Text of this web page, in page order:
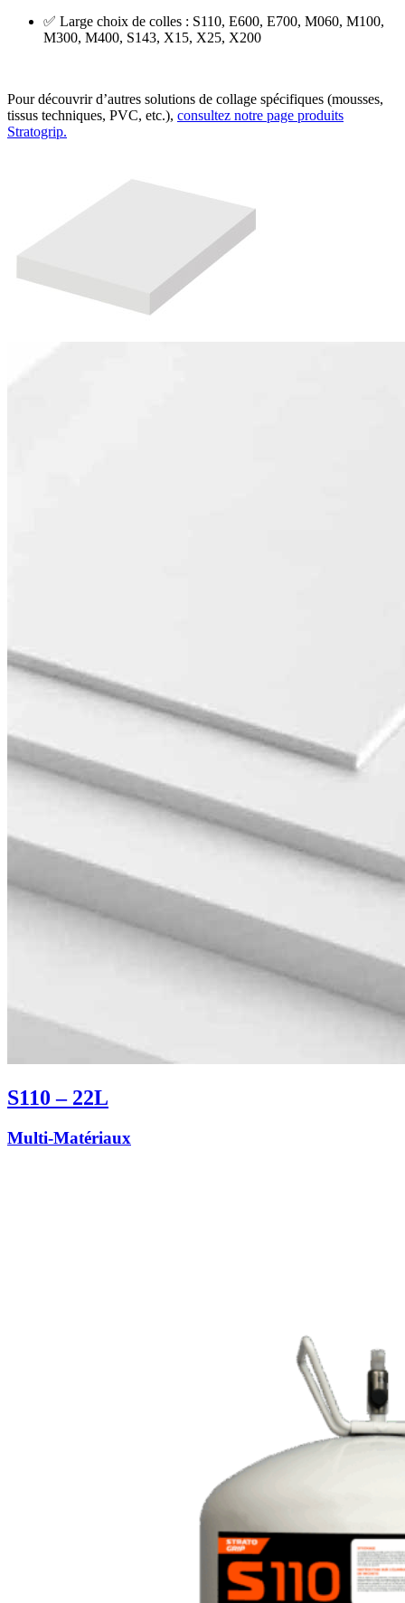
✅ Large choix de colles : S110, E600, E700, M060, M100,
M300, M400, S143, X15, X25, X200
Pour découvrir d’autres solutions de collage spécifiques (mousses,
tissus techniques, PVC, etc.), consultez notre page produits
Stratogrip.
S110 – 22L
Multi-Matériaux